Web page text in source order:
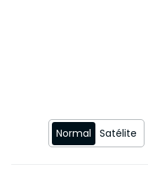
Normal Satélite